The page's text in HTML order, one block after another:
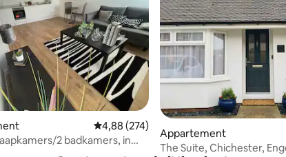
van 4,99 uit 5, 232 recensiesGemiddelde beoordeling van 4,88 uit 5,
4,88 (274)
2 badkamers, in
Appartement
The Suite, Chichester,